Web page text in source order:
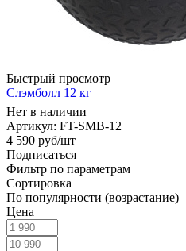
Быстрый просмотр
Слэмболл 12 кг
Нет в наличии
Артикул: FT-SMB-12
4 590 руб/шт
Подписаться
Фильтр по параметрам
Сортировка
По популярности (возрастание)
Цена